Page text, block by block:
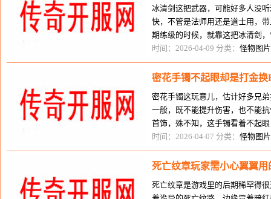
冰清剑这把武器，可能好多人没
快，不管是法师用还是道士用，
期练级的时候，就靠这把冰清剑
级。我刚开始得到冰清剑的时候，
时间：2026-04-09 分类： 怪物图片
密花手镯不起眼却是打金
密花手镯这玩意儿，估计好多兄
一般，既不能提升伤害，也不能
首饰，殊不知，这手镯看着不起
用，靠它换点零花一点都不难。
时间：2026-04-07 分类： 怪物图片
死亡纹章玩家需小心翼翼
死亡纹章是游戏里的后期稀罕得